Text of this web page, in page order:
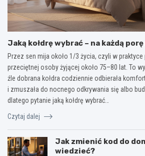
Jaką kołdrę wybrać – na każdą
Przez sen mija około 1/3 życia, czyli w praktyce
przeciętnej osoby żyjącej około 75–80 lat. To
źle dobrana kołdra codziennie odbierała
i zmuszała do nocnego odkrywania się albo
dlatego pytanie jaką kołdrę wybrać…
Czytaj dalej
Jak zmienić kod do
wiedzieć?